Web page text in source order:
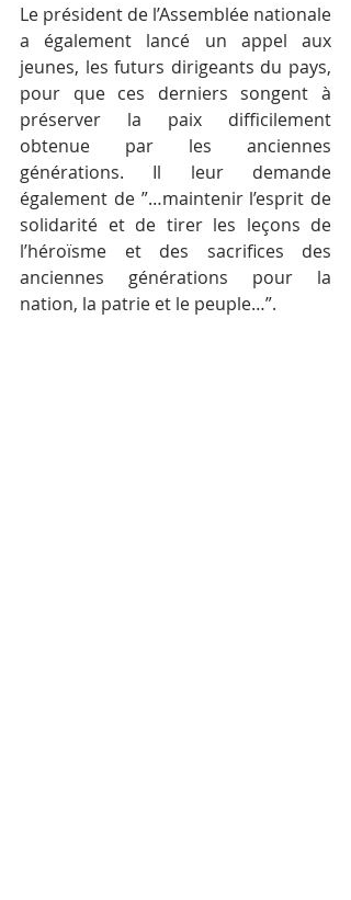
Le président de l’Assemblée nationale
a également lancé un appel aux
jeunes, les futurs dirigeants du pays,
pour que ces derniers songent à
préserver la paix difficilement
obtenue par les anciennes
générations. Il leur demande
également de ”…maintenir l’esprit de
solidarité et de tirer les leçons de
l’héroïsme et des sacrifices des
anciennes générations pour la
nation, la patrie et le peuple…”.